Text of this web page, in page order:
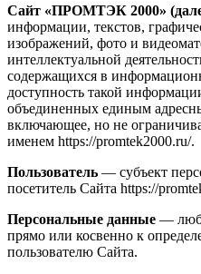
Сайт «ПРОМТЭК 2000»
информации, текстов,
изображений, фото и
интеллектуальной
содержащихся в
доступность такой
объединенных единым
включающее, но не
именем https://promtek2000.ru/.
Пользователь — субъект
посетитель Сайта https://
Персональные данные —
прямо или косвенно к
пользователю Сайта.